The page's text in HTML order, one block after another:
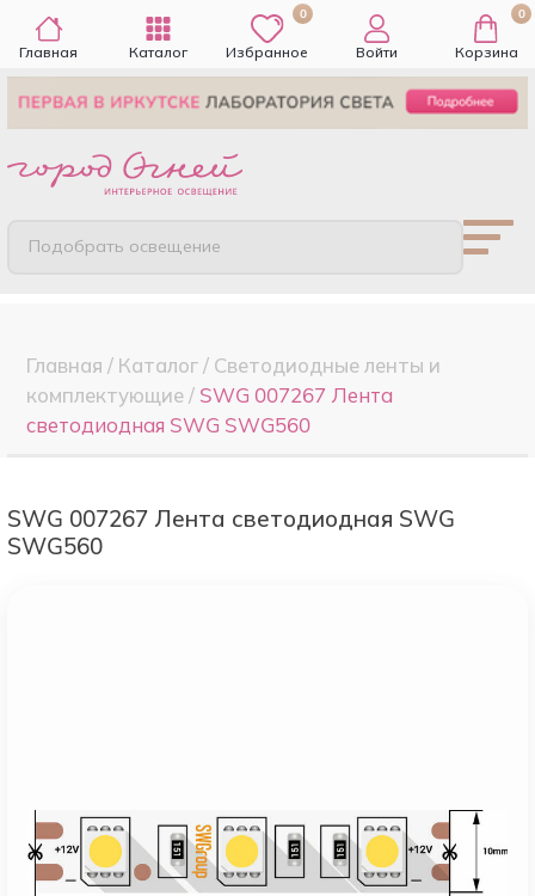
Главная Каталог
0
Избранное Войти
0
Корзина
Подобрать освещение
Главная / Каталог/ Светодиодные ленты и
комплектующие/ SWG 007267 Лента
светодиодная SWG SWG560
SWG 007267 Лента светодиодная SWG
SWG560